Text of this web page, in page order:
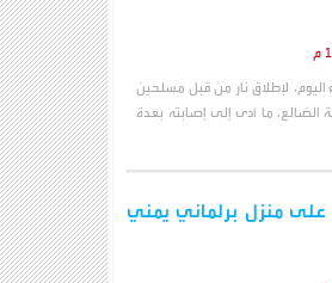
لإطلاق نار من قبل مسلحين
ما أدى إلى إصابته بعدة
على منزل برلماني يمني